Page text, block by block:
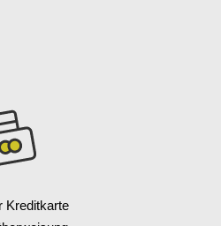
Kreditkarte